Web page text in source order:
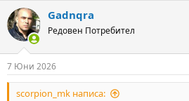
c
t
i
s
:
Gadnqra
Редовен Потребител
7 Юни 2026
scorpion_mk написа: